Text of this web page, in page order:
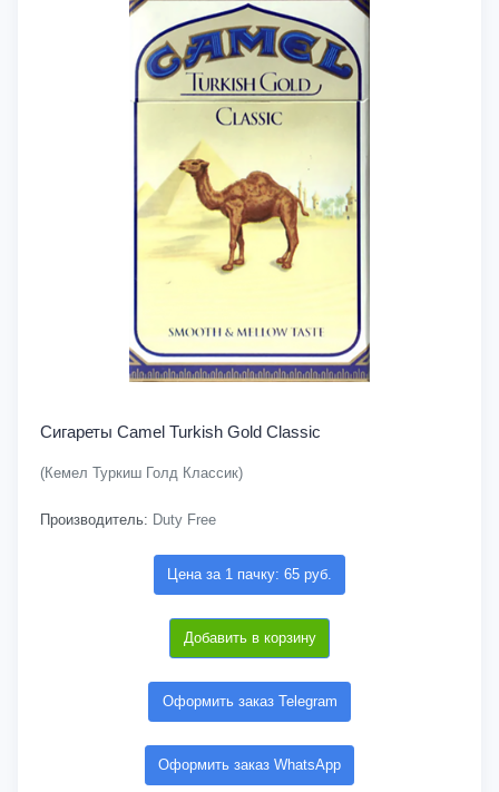
Сигареты Camel Turkish Gold Classic
(Кемел Туркиш Голд Классик)
Производитель: Duty Free
Цена за 1 пачку: 65 руб.
Добавить в корзину
Оформить заказ Telegram
Оформить заказ WhatsApp